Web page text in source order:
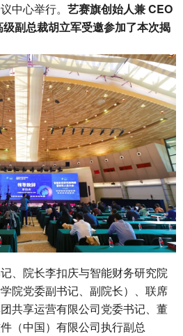
中心举行。 艺赛旗创始人兼 CEO
副总裁胡立军受邀参加了本次揭
、院长李扣庆与智能财务研究院
院党委副书记、副院长）、联席
共享运营有限公司党委书记、董
（中国）有限公司执行副总